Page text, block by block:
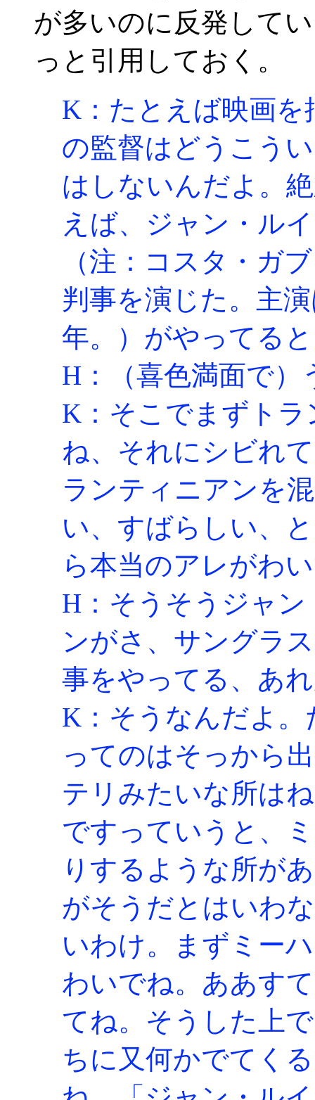
が多いのに反発して
っと引用しておく。
K：たとえば映画
の監督はどうこう
はしないんだよ。
えば、ジャン・ル
（注：コスタ・ガ
判事を演じた。主
年。）がやってる
H：（喜色満面で）
K：そこでまずト
ね、それにシビれ
ランティニアンを
い、すばらしい、
ら本当のアレがわ
H：そうそうジャ
ンがさ、サングラ
事をやってる、あ
K：そうなんだよ
ってのはそっから
テリみたいな所は
ですっていうと、
りするような所が
がそうだとはいわ
いわけ。まずミー
わいでね。ああす
てね。そうした上
ちに又何かでてく